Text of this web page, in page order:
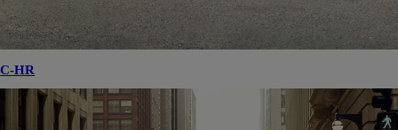
C-HR